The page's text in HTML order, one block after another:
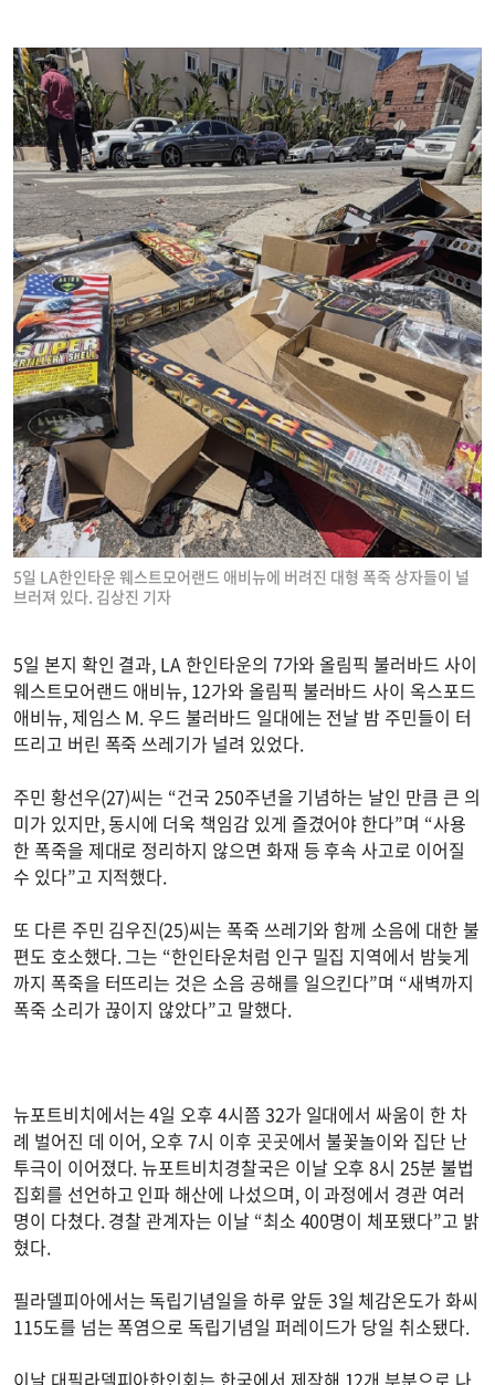
5일 LA한인타운 웨스트모어랜드 애비뉴에 버려진 대형 폭죽 상자들이 널
브러져 있다. 김상진 기자
5일 본지 확인 결과, LA 한인타운의 7가와 올림픽 불러바드 사이
웨스트모어랜드 애비뉴, 12가와 올림픽 불러바드 사이 옥스포드
애비뉴, 제임스 M. 우드 불러바드 일대에는 전날 밤 주민들이 터
뜨리고 버린 폭죽 쓰레기가 널려 있었다.
주민 황선우(27)씨는 “건국 250주년을 기념하는 날인 만큼 큰 의
미가 있지만, 동시에 더욱 책임감 있게 즐겼어야 한다”며 “사용
한 폭죽을 제대로 정리하지 않으면 화재 등 후속 사고로 이어질
수 있다”고 지적했다.
또 다른 주민 김우진(25)씨는 폭죽 쓰레기와 함께 소음에 대한 불
편도 호소했다. 그는 “한인타운처럼 인구 밀집 지역에서 밤늦게
까지 폭죽을 터뜨리는 것은 소음 공해를 일으킨다”며 “새벽까지
폭죽 소리가 끊이지 않았다”고 말했다.
뉴포트비치에서는 4일 오후 4시쯤 32가 일대에서 싸움이 한 차
례 벌어진 데 이어, 오후 7시 이후 곳곳에서 불꽃놀이와 집단 난
투극이 이어졌다. 뉴포트비치경찰국은 이날 오후 8시 25분 불법
집회를 선언하고 인파 해산에 나섰으며, 이 과정에서 경관 여러
명이 다쳤다. 경찰 관계자는 이날 “최소 400명이 체포됐다”고 밝
혔다.
필라델피아에서는 독립기념일을 하루 앞둔 3일 체감온도가 화씨
115도를 넘는 폭염으로 독립기념일 퍼레이드가 당일 취소됐다.